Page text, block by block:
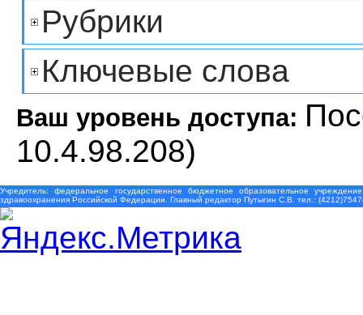
Рубрики
Ключевые слова
Ваш уровень доступа:
10.4.98.208)
Учредитель: федеральное государственное бюджетное образовательное
здравоохранения Российской Федерации. Главный редактор Путыгин С.В. тел.: